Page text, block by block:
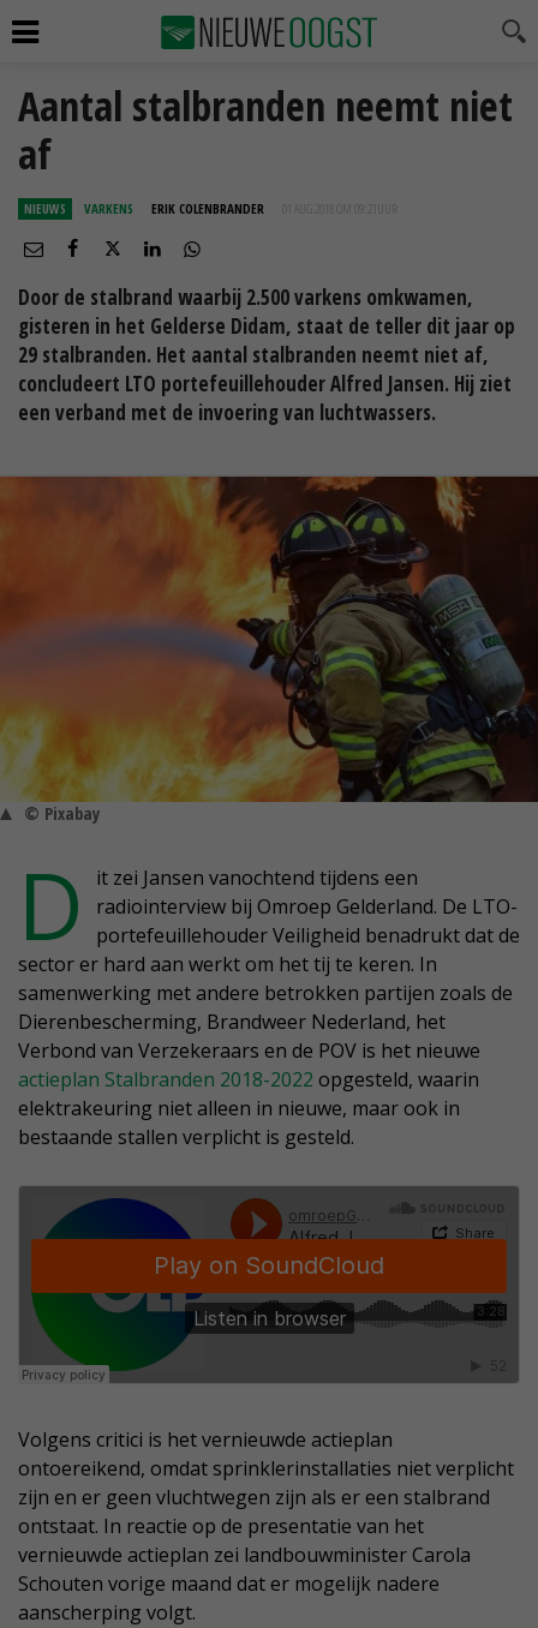
Aantal stalbranden neemt niet
af
NIEUWS VARKENS ERIK COLENBRANDER 01 AUG 2018 OM 09:21
Door de stalbrand waarbij 2.500 varkens omkwamen,
gisteren in het Gelderse Didam, staat de teller dit jaar op
29 stalbranden. Het aantal stalbranden neemt niet af,
concludeert LTO portefeuillehouder Alfred Jansen. Hij ziet
een verband met de invoering van luchtwassers.
© Pixabay
D
it zei Jansen vanochtend tijdens een
radiointerview bij Omroep Gelderland. De LTO-
portefeuillehouder Veiligheid benadrukt dat de
sector er hard aan werkt om het tij te keren. In
samenwerking met andere betrokken partijen zoals de
Dierenbescherming, Brandweer Nederland, het
Verbond van Verzekeraars en de POV is het nieuwe
actieplan Stalbranden 2018-2022 opgesteld, waarin
elektrakeuring niet alleen in nieuwe, maar ook in
bestaande stallen verplicht is gesteld.
Volgens critici is het vernieuwde actieplan
ontoereikend, omdat sprinklerinstallaties niet verplicht
zijn en er geen vluchtwegen zijn als er een stalbrand
ontstaat. In reactie op de presentatie van het
vernieuwde actieplan zei landbouwminister Carola
Schouten vorige maand dat er mogelijk nadere
aanscherping volgt.